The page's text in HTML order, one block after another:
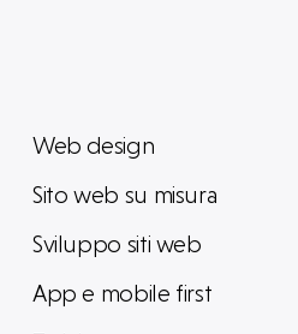
Web design
Sito web su misura
Sviluppo siti web
App e mobile first